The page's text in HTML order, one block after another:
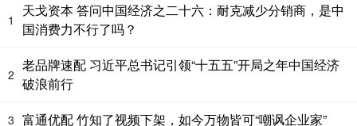
1
天戈资本 答问中国经济之二十六：耐克减少分销商，是中
国消费力不行了吗？
2
老品牌速配 习近平总书记引领“十五五”开局之年中国经济
破浪前行
3 富通优配 竹知了视频下架，如今万物皆可“嘲讽企业家”